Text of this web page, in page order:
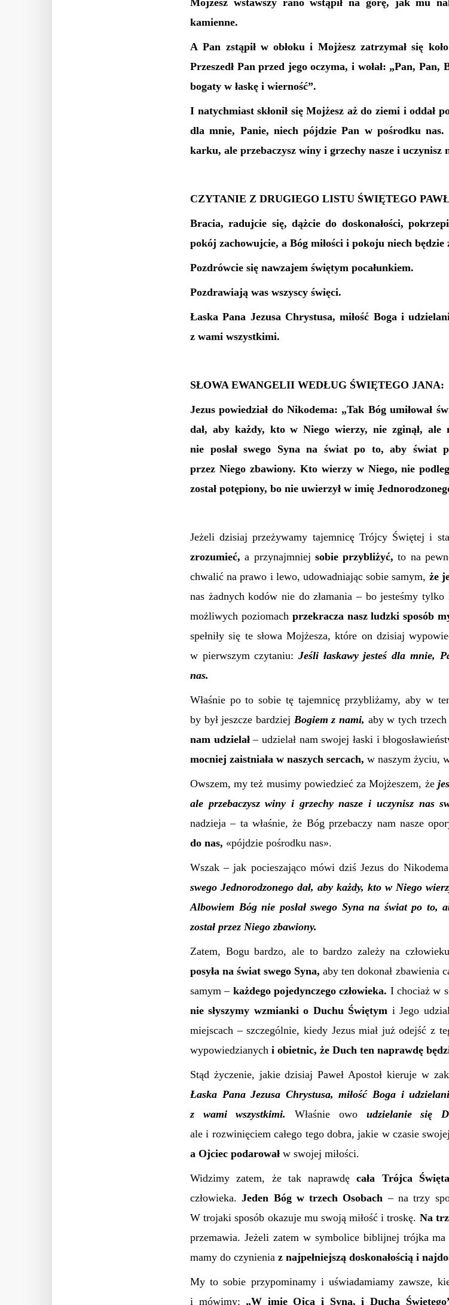
Mojżesz wstawszy rano wstąpił na górę, jak mu
kamienne.
A Pan zstąpił w obłoku i Mojżesz zatrzymał się
Przeszedł Pan przed jego oczyma, i wołał: „Pan,
bogaty w łaskę i wierność”.
I natychmiast skłonił się Mojżesz aż do ziemi i oddał
dla mnie, Panie, niech pójdzie Pan w pośrodku
karku, ale przebaczysz winy i grzechy nasze i uczynisz
CZYTANIE Z DRUGIEGO LISTU ŚWIĘTEGO
Bracia, radujcie się, dążcie do doskonałości,
pokój zachowujcie, a Bóg miłości i pokoju niech będzie
Pozdrówcie się nawzajem świętym pocałunkiem.
Pozdrawiają was wszyscy święci.
Łaska Pana Jezusa Chrystusa, miłość Boga i
z wami wszystkimi.
SŁOWA EWANGELII WEDŁUG ŚWIĘTEGO JANA:
Jezus powiedział do Nikodema: „Tak Bóg umiłował
dał, aby każdy, kto w Niego wierzy, nie zginął, ale
nie posłał swego Syna na świat po to, aby świat
przez Niego zbawiony. Kto wierzy w Niego, nie
został potępiony, bo nie uwierzył w imię
Jeżeli dzisiaj przeżywamy tajemnicę Trójcy Świętej i
zrozumieć, a przynajmniej sobie przybliżyć,to na
chwalić na prawo i lewo, udowadniając sobie samym, że
nas żadnych kodów nie do złamania – bo jesteśmy
możliwych poziomach przekracza nasz ludzki sposób
spełniły się te słowa Mojżesza, które on dzisiaj
w pierwszym czytaniu:Jeśli łaskawy jesteś dla mnie,
nas.
Właśnie po to sobie tę tajemnicę przybliżamy, aby w
by był jeszcze bardziej Bogiem z nami, aby w tych
nam udzielał– udzielał nam swojej łaski i
mocniej zaistniała w naszych sercach, w naszym życiu,
Owszem, my też musimy powiedzieć za Mojżeszem, że j
ale przebaczysz winy i grzechy nasze i uczynisz nas
nadzieja – ta właśnie, że Bóg przebaczy nam nasze
do nas, «pójdzie pośrodku nas».
Wszak – jak pocieszająco mówi dziś Jezus do
swego Jednorodzonego dał, aby każdy, kto w Niego
Albowiem Bóg nie posłał swego Syna na świat po to,
został przez Niego zbawiony.
Zatem, Bogu bardzo, ale to bardzo zależy na
posyła na świat swego Syna, aby ten dokonał zbawienia
samym – każdego pojedynczego człowieka. I chociaż w
nie słyszymy wzmianki o Duchu Świętym i Jego
miejscach – szczególnie, kiedy Jezus miał już odejść z
wypowiedzianych i obietnic, że Duch ten naprawdę
Stąd życzenie, jakie dzisiaj Paweł Apostoł kieruje w
Łaska Pana Jezusa Chrystusa, miłość Boga i
z wami wszystkimi.
Właśnie owo udzielanie się
ale i rozwinięciem całego tego dobra, jakie w czasie
a Ojciec podarował w swojej miłości.
Widzimy zatem, że tak naprawdę cała Trójca
człowieka.Jeden Bóg w trzech Osobach – na trzy
W trojaki sposób okazuje mu swoją miłość i troskę. Na
przemawia. Jeżeli zatem w symbolice biblijnej trójka ma
mamy do czynienia z najpełniejszą doskonałością i
My to sobie przypominamy i uświadamiamy zawsze,
i mówimy: „W imię Ojca i Syna, i Ducha